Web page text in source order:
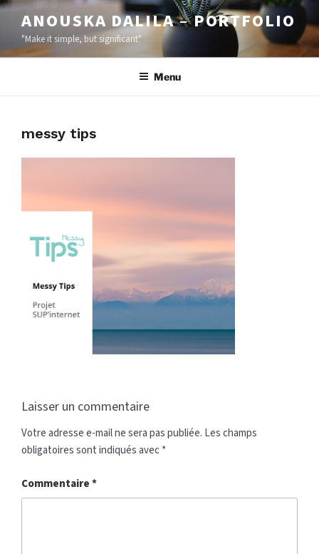
ANOUSKA DALILA – PORTFOLIO
"Make it simple, but significant"
Menu
messy tips
Laisser un commentaire
Votre adresse e-mail ne sera pas publiée. Les champs
obligatoires sont indiqués avec*
Commentaire*